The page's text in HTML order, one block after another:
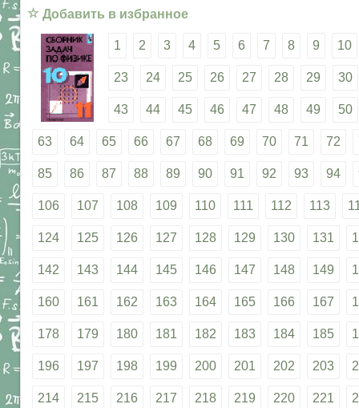
☆ Добавить в избранное
1 2 3 4 5 6 7 8 9 10
23 24 25 26 27 28 29 30
43 44 45 46 47 48 49 50
63 64 65 66 67 68 69 70 71 72
85 86 87 88 89 90 91 92 93 94
106 107 108 109 110 111 112 113
124 125 126 127 128 129 130 131
142 143 144 145 146 147 148 149
160 161 162 163 164 165 166 167
178 179 180 181 182 183 184 185
196 197 198 199 200 201 202 203
214 215 216 217 218 219 220 221